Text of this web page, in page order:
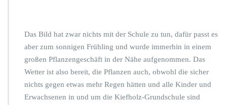
Das Bild hat zwar nichts mit der Schule zu tun, dafür passt es
aber zum sonnigen Frühling und wurde immerhin in einem
großen Pflanzengeschäft in der Nähe aufgenommen. Das
Wetter ist also bereit, die Pflanzen auch, obwohl die sicher
nichts gegen etwas mehr Regen hätten und alle Kinder und
Erwachsenen in und um die Kiefholz-Grundschule sind